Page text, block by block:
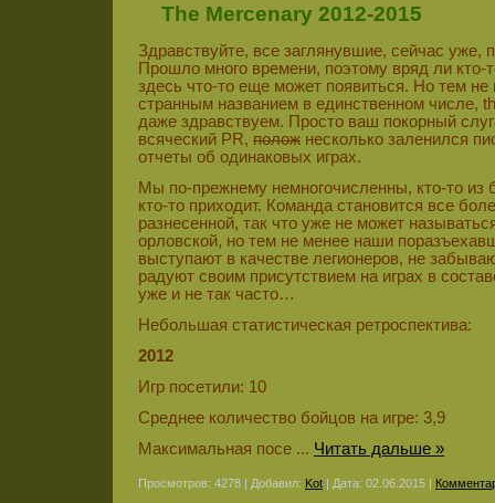
The Mercenary 2012-2015
Здравствуйте, все заглянувшие, сейчас уже,
Прошло много времени, поэтому вряд ли кто-
здесь что-то еще может появиться. Но тем
странным названием в единственном числе,
даже здравствуем. Просто ваш покорный
всяческий PR, полож несколько заленился
отчеты об одинаковых играх.
Мы по-прежнему немногочисленны, кто-то из
кто-то приходит. Команда становится все
разнесенной, так что уже не может
орловской, но тем не менее наши
выступают в качестве легионеров, не
радуют своим присутствием на играх в
уже и не так часто…
Небольшая статистическая ретроспектива:
2012
Игр посетили: 10
Среднее количество бойцов на игре: 3,9
Максимальная посе ... Читать дальше »
Просмотров: 4278 | Добавил: Kot | Дата: 02.06.2015 |